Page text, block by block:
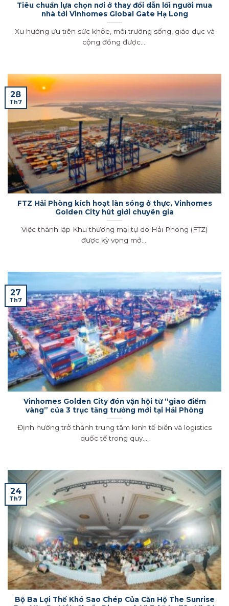
Tiêu chuẩn lựa chọn nơi ở thay đổi dẫn lối người mua
nhà tới Vinhomes Global Gate Hạ Long
Xu hướng ưu tiên sức khỏe, môi trường sống, giáo dục và
cộng đồng được....
FTZ Hải Phòng kích hoạt làn sóng ở thực, Vinhomes
Golden City hút giới chuyên gia
Việc thành lập Khu thương mại tự do Hải Phòng (FTZ)
được kỳ vọng mở....
28
Th7
Vinhomes Golden City đón vận hội từ “giao điểm
vàng” của 3 trục tăng trưởng mới tại Hải Phòng
Định hướng trở thành trung tâm kinh tế biển và logistics
quốc tế trong quy....
27
Th7
Bộ Ba Lợi Thế Khó Sao Chép Của Căn Hộ The Sunrise
24
Th7